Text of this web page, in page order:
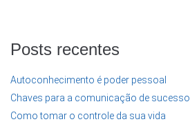
Posts recentes
Autoconhecimento é poder pessoal
Chaves para a comunicação de sucesso
Como tomar o controle da sua vida